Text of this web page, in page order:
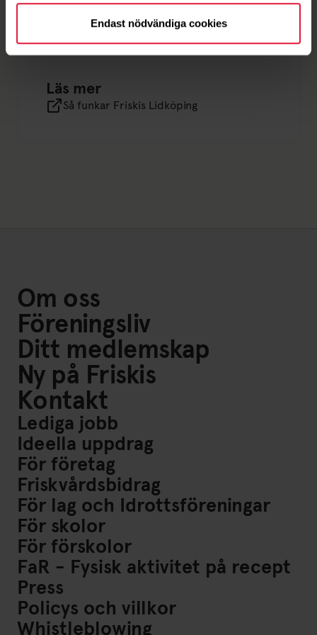
Endast nödvändiga cookies
Läs mer
Så funkar Friskis Lidköping
Om oss
Föreningsliv
Ditt medlemskap
Ny på Friskis
Kontakt
Lediga jobb
Ideella uppdrag
För företag
Friskvårdsbidrag
För lag och Idrottsföreningar
För skolor
För förskolor
FaR - Fysisk aktivitet på recept
Press
Policys och villkor
Whistleblowing